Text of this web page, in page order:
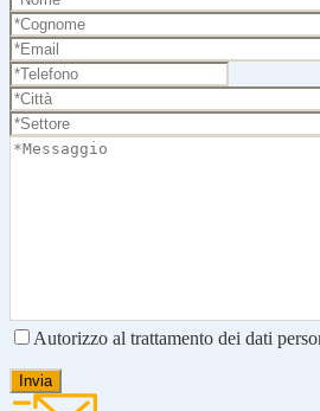
Autorizzo al trattamento dei dati